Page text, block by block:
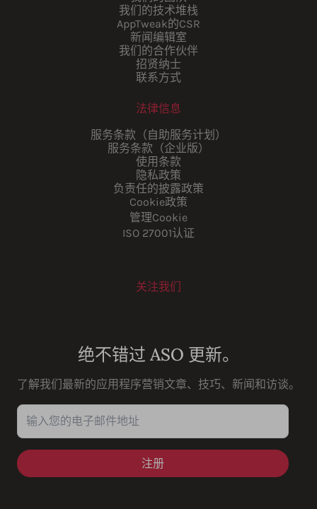
我们的技术堆栈
AppTweak的CSR
新闻编辑室
我们的合作伙伴
招贤纳士
联系方式
法律信息
服务条款（自助服务计划）
服务条款（企业版）
使用条款
隐私政策
负责任的披露政策
Cookie政策
管理Cookie
ISO 27001认证
关注我们
绝不错过 ASO 更新。
了解我们最新的应用程序营销文章、技巧、新闻和访谈。
输入您的电子邮件地址